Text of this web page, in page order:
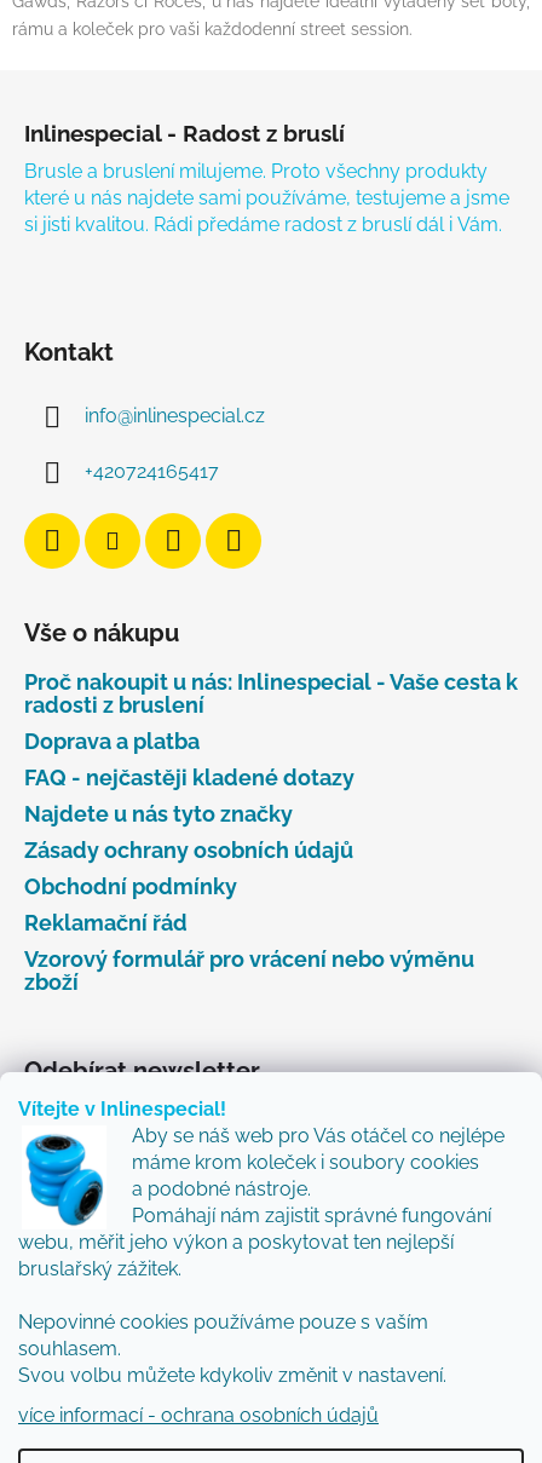
Vítejte v Inlinespecial!
Aby se náš web pro Vás otáčel co nejlépe
máme krom koleček i soubory cookies
a podobné nástroje.
Pomáhají nám zajistit správné fungování
webu, měřit jeho výkon a poskytovat ten nejlepší
bruslařský zážitek.
Nepovinné cookies používáme pouze s vaším
souhlasem.
Svou volbu můžete kdykoliv změnit v nastavení.
více informací - ochrana osobních údajů
rámu a koleček pro vaši každodenní street session.
Inlinespecial - Radost z bruslí
Brusle a bruslení milujeme. Proto všechny produkty
které u nás najdete sami používáme, testujeme a jsme
si jisti kvalitou. Rádi předáme radost z bruslí dál i Vám.
Kontakt
info@inlinespecial.cz
+420724165417
Vše o nákupu
Proč nakoupit u nás: Inlinespecial - Vaše cesta k
radosti z bruslení
Doprava a platba
FAQ - nejčastěji kladené dotazy
Najdete u nás tyto značky
Zásady ochrany osobních údajů
Obchodní podmínky
Reklamační řád
Vzorový formulář pro vrácení nebo výměnu
zboží
Odebírat newsletter
Vložte svůj e-mail a my vám budeme zasílat informace
o nových produktech na našem e-shopu.
Přidejte se k nám a my Vám budeme zasílat ty nejlepší
novinky a tipy.
E-mail
Vložením e-mailu souhlasíte spodmínkami
ochrany osobních údajů
PŘIHLÁSIT SE